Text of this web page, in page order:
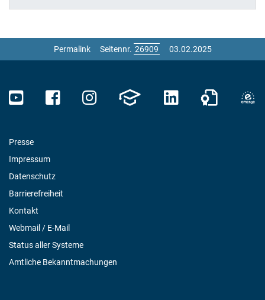
Permalink Seitennr. 03.02.2025
Presse
Impressum
Datenschutz
Barrierefreiheit
Kontakt
Webmail / E-Mail
Status aller Systeme
Amtliche Bekanntmachungen